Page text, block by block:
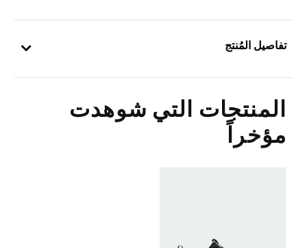
تفاصيل المُنتج
المنتجات التي شوهدت
مؤخراً